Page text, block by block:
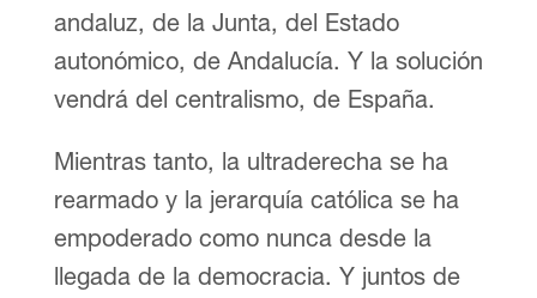
andaluz, de la Junta, del Estado
autonómico, de Andalucía. Y la solución
vendrá del centralismo, de España.
Mientras tanto, la ultraderecha se ha
rearmado y la jerarquía católica se ha
empoderado como nunca desde la
llegada de la democracia. Y juntos de